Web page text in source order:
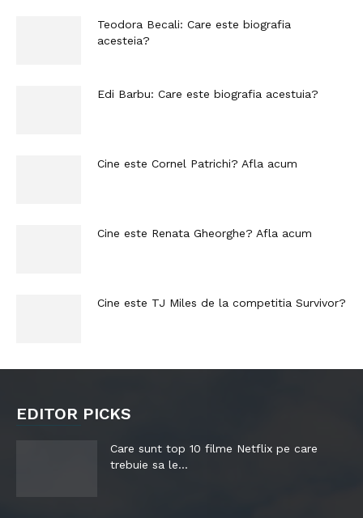
Teodora Becali: Care este biografia
acesteia?
Edi Barbu: Care este biografia acestuia?
Cine este Cornel Patrichi? Afla acum
Cine este Renata Gheorghe? Afla acum
Cine este TJ Miles de la competitia Survivor?
EDITOR PICKS
Care sunt top 10 filme Netflix pe care
trebuie sa le...